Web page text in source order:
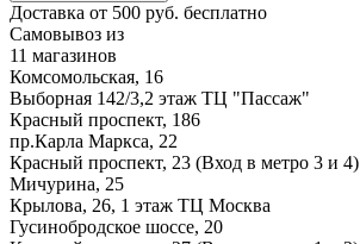
Доставка от 500 руб. бесплатно
Самовывоз из
11 магазинов
Комсомольская, 16
Выборная 142/3,2 этаж ТЦ "Пассаж"
Красный проспект, 186
пр.Карла Маркса, 22
Красный проспект, 23 (Вход в метро 3 и 4)
Мичурина, 25
Крылова, 26, 1 этаж ТЦ Москва
Гусинобродское шоссе, 20